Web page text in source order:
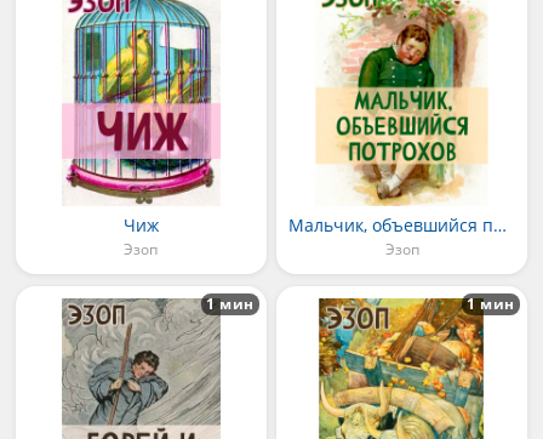
Чиж
Эзоп
Мальчик, объевшийся потрохов
Эзоп
1 мин 1 мин